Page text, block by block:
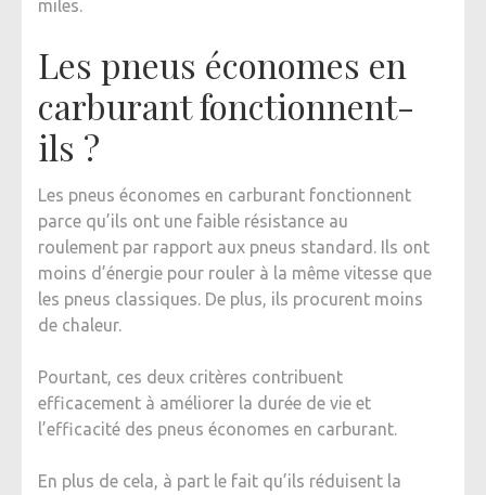
miles.
Les pneus économes en
carburant fonctionnent-
ils ?
Les pneus économes en carburant fonctionnent
parce qu’ils ont une faible résistance au
roulement par rapport aux pneus standard. Ils ont
moins d’énergie pour rouler à la même vitesse que
les pneus classiques. De plus, ils procurent moins
de chaleur.
Pourtant, ces deux critères contribuent
efficacement à améliorer la durée de vie et
l’efficacité des pneus économes en carburant.
En plus de cela, à part le fait qu’ils réduisent la